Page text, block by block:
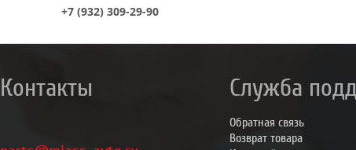
+7 (932) 309-29-90
Контакты Служба
Обратная связь
Возврат товара